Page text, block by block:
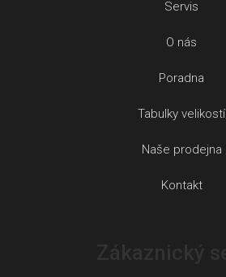
Servis
O nás
Poradna
Tabulky velikostí
Naše prodejna
Kontakt